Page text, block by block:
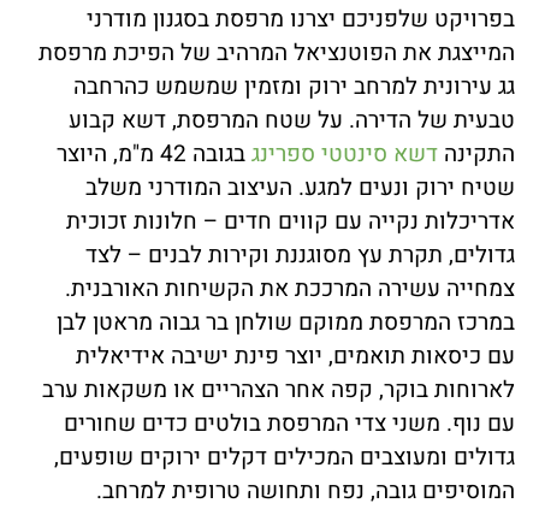
בפרויקט שלפניכם יצרנו מרפסת בסגנון מודרני
המייצגת את הפוטנציאל המרהיב של הפיכת מרפסת
גג עירונית למרחב ירוק ומזמין שמשמש כהרחבה
טבעית של הדירה. על שטח המרפסת, דשא קבוע
התקינה דשא סינטטי ספרינג
בגובה 42 מ"מ, היוצר
שטיח ירוק ונעים למגע. העיצוב המודרני משלב
אדריכלות נקייה עם קווים חדים – חלונות זכוכית
גדולים, תקרת עץ מסוגננת וקירות לבנים – לצד
צמחייה עשירה המרככת את הקשיחות האורבנית.
במרכז המרפסת ממוקם שולחן בר גבוה מראטן לבן
עם כיסאות תואמים, יוצר פינת ישיבה אידיאלית
לארוחות בוקר, קפה אחר הצהריים או משקאות ערב
עם נוף. משני צדי המרפסת בולטים כדים שחורים
גדולים ומעוצבים המכילים דקלים ירוקים שופעים,
המוסיפים גובה, נפח ותחושה טרופית למרחב.